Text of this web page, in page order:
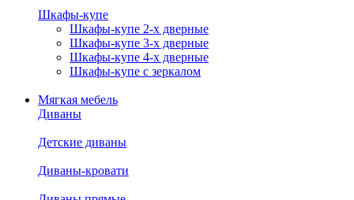
Шкафы-купе
Шкафы-купе 2-х дверные
Шкафы-купе 3-х дверные
Шкафы-купе 4-х дверные
Шкафы-купе с зеркалом
Мягкая мебель
Диваны
Детские диваны
Диваны-кровати